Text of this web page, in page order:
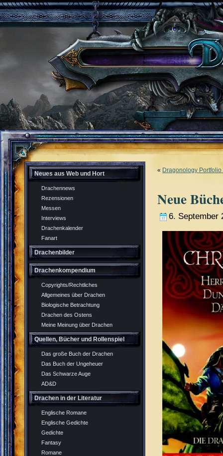
Neues aus Web und Hort
Drachennews
Rezensionen
Messen
Interviews
Drachenkalender
Fanart
Drachenbilder
Drachenkompendium
Copyrights/Rechtliches
Allgemeines über Drachen
Biologische Betrachtung
Drachen des Ostens
Meine Meinung über Drachen
Quellen, Bücher und Rollenspiel
Das große Buch der Drachen
Das Buch der Ungeheuer
Das Schwarze Auge
AD&D
Drachen in der Literatur
Englische Romane
Englische Gedichte
Gedichte
Fantasy
Romane
« Dragonology
Neue
6. September